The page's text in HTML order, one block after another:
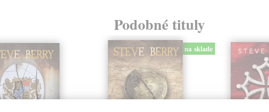
Podobné tituly
na sklade